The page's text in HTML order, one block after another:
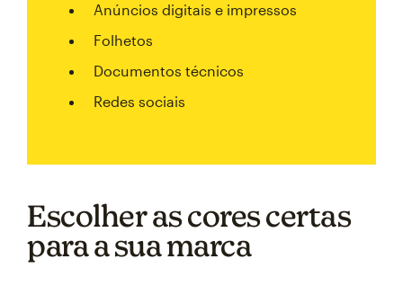
Anúncios digitais e impressos
Folhetos
Documentos técnicos
Redes sociais
Escolher as cores certas
para a sua marca